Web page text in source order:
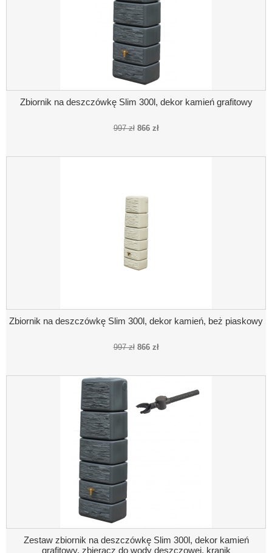
Zbiornik na deszczówkę Slim 300l, dekor kamień grafitowy
997 zł 866 zł
Zbiornik na deszczówkę Slim 300l, dekor kamień, beż piaskowy
997 zł 866 zł
Zestaw zbiornik na deszczówkę Slim 300l, dekor kamień
grafitowy, zbieracz do wody deszczowej, kranik